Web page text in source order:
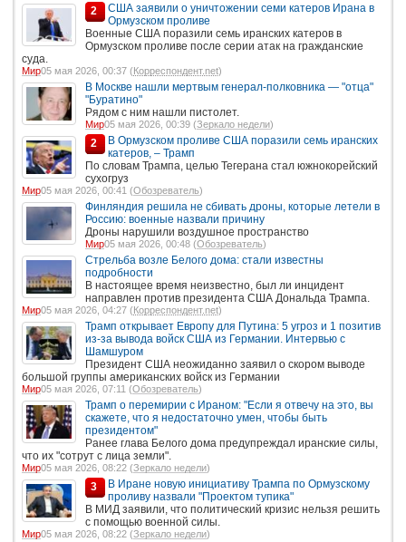
2
США заявили о уничтожении семи катеров Ирана в
Ормузском проливе
Военные США поразили семь иранских катеров в
Ормузском проливе после серии атак на гражданские
суда.
Мир05 мая 2026, 00:37 (Корреспондент.net)
В Москве нашли мертвым генерал-полковника — "отца"
"Буратино"
Рядом с ним нашли пистолет.
Мир05 мая 2026, 00:39 (Зеркало недели)
2
В Ормузском проливе США поразили семь иранских
катеров, – Трамп
По словам Трампа, целью Тегерана стал южнокорейский
сухогруз
Мир05 мая 2026, 00:41 (Обозреватель)
Финляндия решила не сбивать дроны, которые летели в
Россию: военные назвали причину
Дроны нарушили воздушное пространство
Мир05 мая 2026, 00:48 (Обозреватель)
Стрельба возле Белого дома: стали известны
подробности
В настоящее время неизвестно, был ли инцидент
направлен против президента США Дональда Трампа.
Мир05 мая 2026, 04:27 (Корреспондент.net)
Трамп открывает Европу для Путина: 5 угроз и 1 позитив
из-за вывода войск США из Германии. Интервью с
Шамшуром
Президент США неожиданно заявил о скором выводе
большой группы американских войск из Германии
Мир05 мая 2026, 07:11 (Обозреватель)
Трамп о перемирии с Ираном: "Если я отвечу на это, вы
скажете, что я недостаточно умен, чтобы быть
президентом"
Ранее глава Белого дома предупреждал иранские силы,
что их "сотрут с лица земли".
Мир05 мая 2026, 08:22 (Зеркало недели)
3
В Иране новую инициативу Трампа по Ормузскому
проливу назвали "Проектом тупика"
В МИД заявили, что политический кризис нельзя решить
с помощью военной силы.
Мир05 мая 2026, 08:22 (Зеркало недели)